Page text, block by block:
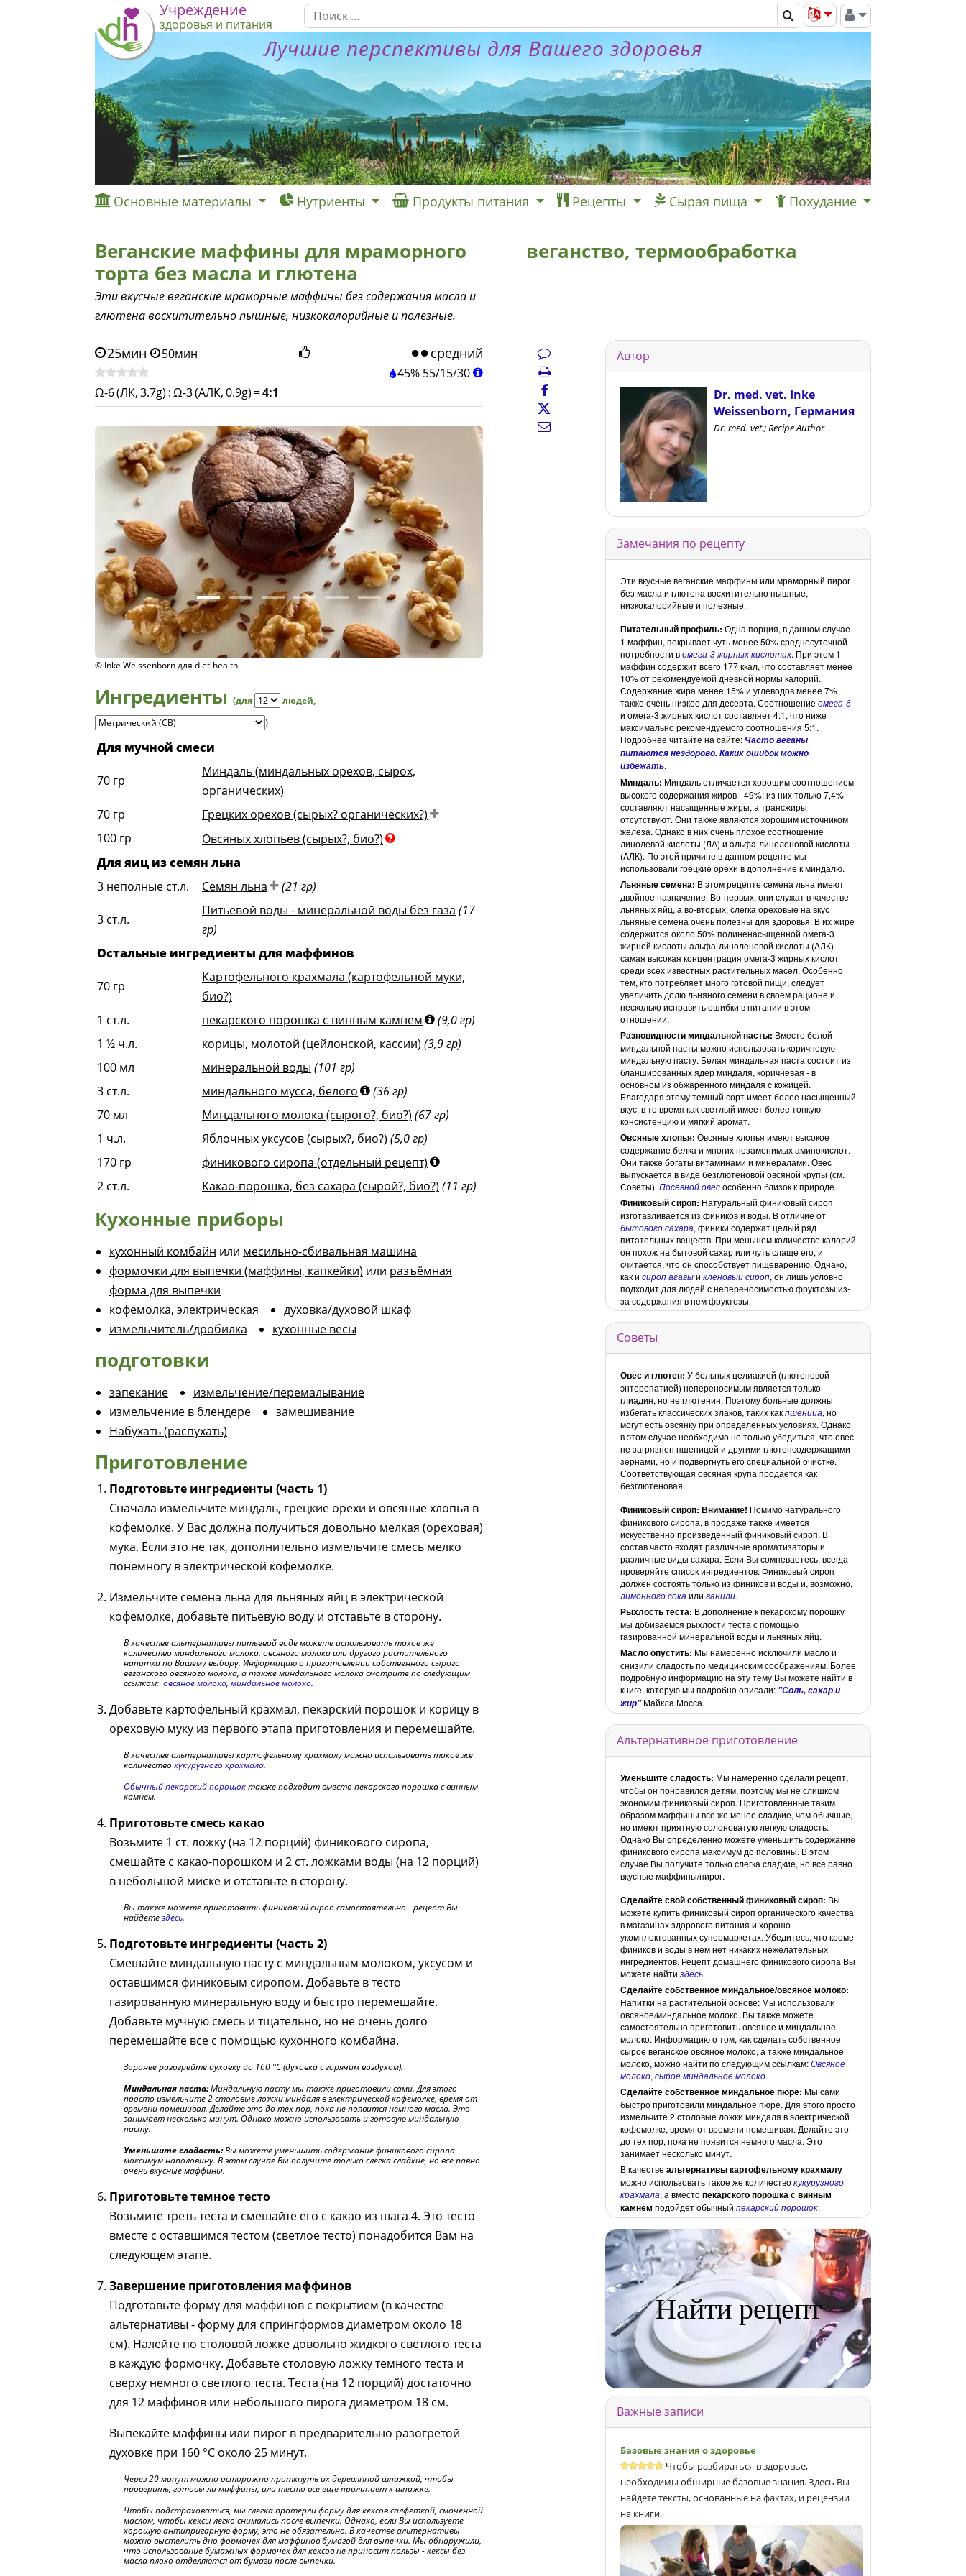
Учреждение
здоровья и питания
Лучшие перспективы для Вашего здоровья
Основные материалы Нутриенты Продукты питания Рецепты Сырая пища Похудание
Веганские маффины для мраморного
торта без масла и глютена
Эти вкусные веганские мраморные маффины без содержания масла и
глютена восхитительно пышные, низкокалорийные и полезные.
веганство, термообработка
25мин 50мин средний
45% 55/15/30
Ω-6 (ЛК, 3.7g) :Ω-3 (АЛК, 0.9g) =4:1
© Inke Weissenborn для diet-health © Inke Weissenborn для diet-health
Ингредиенты (для людей,
)
Для мучной смеси
70 гр
Миндаль (миндальных орехов, сырох,
органических)
70 гр
Грецких орехов (сырых? органических?)
100 гр
Овсяных хлопьев (сырых?, био?)
Для яиц из семян льна
3 неполные ст.л. Семян льна (21 гр)
3 ст.л.
Питьевой воды - минеральной воды без газа (17
гр)
Остальные ингредиенты для маффинов
70 гр
Картофельного крахмала (картофельной муки,
био?)
1 ст.л. пекарского порошка с винным камнем
(9,0 гр)
1 ½ ч.л. корицы, молотой (цейлонской, кассии) (3,9 гр)
100 мл минеральной воды (101 гр)
3 ст.л. миндального мусса, белого
(36 гр)
70 мл Миндального молока (сырого?, био?) (67 гр)
1 ч.л. Яблочных уксусов (сырых?, био?) (5,0 гр)
170 гр
финикового сиропа (отдельный рецепт)
2 ст.л. Какао-порошка, без сахара (сырой?, био?) (11 гр)
Кухонные приборы
кухонный комбайн или месильно-сбивальная машина
формочки для выпечки (маффины, капкейки) или разъёмная
форма для выпечки
кофемолка, электрическая
духовка/духовой шкаф
измельчитель/дробилка
кухонные весы
подготовки
запекание
измельчение/перемалывание
измельчение в блендере
замешивание
Набухать (распухать)
Приготовление
Подготовьте ингредиенты (часть 1)
Сначала измельчите миндаль, грецкие орехи и овсяные хлопья в
кофемолке. У Вас должна получиться довольно мелкая (ореховая)
мука. Если это не так, дополнительно измельчите смесь мелко
понемногу в электрической кофемолке.
Измельчите семена льна для льняных яйц в электрической
кофемолке, добавьте питьевую воду и отставьте в сторону.
В качестве альтернативы питьевой воде можете использовать такое же
количество миндального молока, овсяного молока или другого растительного
напитка по Вашему выбору. Информацию о приготовлении собственного сырого
веганского овсяного молока, а также миндального молока смотрите по следующим
ссылкам: овсяное молоко, миндальное молоко.
Добавьте картофельный крахмал, пекарский порошок и корицу в
ореховую муку из первого этапа приготовления и перемешайте.
В качестве альтернативы картофельному крахмалу можно использовать такое же
количествокукурузного крахмала.
Обычный пекарский порошоктакже подходит вместо пекарского порошка с винным
камнем.
Приготовьте смесь какао
Возьмите 1 ст. ложку (на 12 порций) финикового сиропа,
смешайте с какао-порошком и 2 ст. ложками воды (на 12 порций)
в небольшой миске и отставьте в сторону.
Вы также можете приготовить финиковый сироп самостоятельно - рецепт Вы
найдетездесь.
Подготовьте ингредиенты (часть 2)
Смешайте миндальную пасту с миндальным молоком, уксусом и
оставшимся финиковым сиропом. Добавьте в тесто
газированную минеральную воду и быстро перемешайте.
Добавьте мучную смесь и тщательно, но не очень долго
перемешайте все с помощью кухонного комбайна.
Заранее разогрейте духовку до 160 °C (духовка с горячим воздухом).
Миндальная паста:Миндальную пасту мы также приготовили сами. Для этого
просто измельчите 2 столовые ложки миндаля в электрической кофемолке, время от
времени помешивая. Делайте это до тех пор, пока не появится немного масла. Это
занимает несколько минут. Однако можно использовать и готовую миндальную
пасту.
Уменьшите сладость:Вы можете уменьшить содержание финикового сиропа
максимум наполовину. В этом случае Вы получите только слегка сладкие, но все равно
очень вкусные маффины.
Приготовьте темное тесто
Возьмите треть теста и смешайте его с какао из шага 4. Это тесто
вместе с оставшимся тестом (светлое тесто) понадобится Вам на
следующем этапе.
Завершение приготовления маффинов
Подготовьте форму для маффинов с покрытием (в качестве
альтернативы - форму для спрингформов диаметром около 18
см). Налейте по столовой ложке довольно жидкого светлого теста
в каждую формочку. Добавьте столовую ложку темного теста и
сверху немного светлого теста. Теста (на 12 порций) достаточно
для 12 маффинов или небольшого пирога диаметром 18 см.
Выпекайте маффины или пирог в предварительно разогретой
духовке при 160 °C около 25 минут.
Через 20 минут можно осторожно проткнуть их деревянной шпажкой, чтобы
проверить, готовы ли маффины, или тесто все еще прилипает к шпажке.
Чтобы подстраховаться, мы слегка протерли форму для кексов салфеткой, смоченной
маслом, чтобы кексы легко снимались после выпечки. Однако, если Вы используете
хорошую антипригарную форму, это не обязательно. В качестве альтернативы
можно выстелить дно формочек для маффинов бумагой для выпечки. Мы обнаружили,
что использование бумажных формочек для кексов не приносит пользы - кексы без
масла плохо отделяются от бумаги после выпечки.
Автор
Dr. med. vet. Inke
Weissenborn, Германия
Dr. med. vet.; Recipe Author
Замечания по рецепту
Эти вкусные веганские маффины или мраморный пирог
без масла и глютена восхитительно пышные,
низкокалорийные и полезные.
Питательный профиль: Одна порция, в данном случае
1 маффин, покрывает чуть менее 50% среднесуточной
потребности вомега-3 жирных кислотах. При этом 1
маффин содержит всего 177 ккал, что составляет менее
10% от рекомендуемой дневной нормы калорий.
Содержание жира менее 15% и углеводов менее 7%
также очень низкое для десерта. Соотношение омега-6
и омега-3 жирных кислот составляет 4:1, что ниже
максимально рекомендуемого соотношения 5:1.
Подробнее читайте на сайте: Часто веганы
питаются нездорово. Каких ошибок можно
избежать.
Миндаль: Миндаль отличается хорошим соотношением
высокого содержания жиров - 49%: из них только 7,4%
составляют насыщенные жиры, а трансжиры
отсутствуют. Они также являются хорошим источником
железа. Однако в них очень плохое соотношение
линолевой кислоты (ЛА) и альфа-линоленовой кислоты
(AЛК). По этой причине в данном рецепте мы
использовали грецкие орехи в дополнение к миндалю.
Льняные семена: В этом рецепте семена льна имеют
двойное назначение. Во-первых, они служат в качестве
льняных яйц, а во-вторых, слегка ореховые на вкус
льняные семена очень полезны для здоровья. В их жире
содержится около 50% полиненасыщенной омега-3
жирной кислоты альфа-линоленовой кислоты (AЛК) -
самая высокая концентрация омега-3 жирных кислот
среди всех известных растительных масел. Особенно
тем, кто потребляет много готовой пищи, следует
увеличить долю льняного семени в своем рационе и
несколько исправить ошибки в питании в этом
отношении.
Разновидности миндальной пасты: Вместо белой
миндальной пасты можно использовать коричневую
миндальную пасту. Белая миндальная паста состоит из
бланшированных ядер миндаля, коричневая - в
основном из обжаренного миндаля с кожицей.
Благодаря этому темный сорт имеет более насыщенный
вкус, в то время как светлый имеет более тонкую
консистенцию и мягкий аромат.
Овсяные хлопья: Овсяные хлопья имеют высокое
содержание белка и многих незаменимых аминокислот.
Они также богаты витаминами и минералами. Овес
выпускается в виде безглютеновой овсяной крупы (см.
Советы). Посевной овесособенно близок к природе.
Финиковый сироп: Натуральный финиковый сироп
изготавливается из фиников и воды. В отличие от
бытового сахара, финики содержат целый ряд
питательных веществ. При меньшем количестве калорий
он похож на бытовой сахар или чуть слаще его, и
считается, что он способствует пищеварению. Однако,
как и сироп агавыи кленовый сироп, он лишь условно
подходит для людей с непереносимостью фруктозы из-
за содержания в нем фруктозы.
Советы
Овес и глютен: У больных целиакией (глютеновой
энтеропатией) непереносимым является только
глиадин, но не глютенин. Поэтому больные должны
избегать классических злаков, таких какпшеница, но
могут есть овсянку при определенных условиях. Однако
в этом случае необходимо не только убедиться, что овес
не загрязнен пшеницей и другими глютенсодержащими
зернами, но и подвергнуть его специальной очистке.
Соответствующая овсяная крупа продается как
безглютеновая.
Финиковый сироп: Внимание! Помимо натурального
финикового сиропа, в продаже также имеется
искусственно произведенный финиковый сироп. В
состав часто входят различные ароматизаторы и
различные виды сахара. Если Вы сомневаетесь, всегда
проверяйте список ингредиентов. Финиковый сироп
должен состоять только из фиников и воды и, возможно,
лимонного сока или ванили.
Рыхлость теста: В дополнение к пекарскому порошку
мы добиваемся рыхлости теста с помощью
газированной минеральной воды и льняных яйц.
Масло опустить: Мы намеренно исключили масло и
снизили сладость по медицинским соображениям. Более
подробную информацию на эту тему Вы можете найти в
книге, которую мы подробно описали: "Соль, сахар и
жир"Майкла Мосса.
Альтернативное приготовление
Уменьшите сладость: Мы намеренно сделали рецепт,
чтобы он понравился детям, поэтому мы не слишком
экономим финиковый сироп. Приготовленные таким
образом маффины все же менее сладкие, чем обычные,
но имеют приятную солоноватую легкую сладость.
Однако Вы определенно можете уменьшить содержание
финикового сиропа максимум до половины. В этом
случае Вы получите только слегка сладкие, но все равно
вкусные маффины/пирог.
Сделайте свой собственный финиковый сироп: Вы
можете купить финиковый сироп органического качества
в магазинах здорового питания и хорошо
укомплектованных супермаркетах. Убедитесь, что кроме
фиников и воды в нем нет никаких нежелательных
ингредиентов. Рецепт домашнего финикового сиропа Вы
можете найти здесь.
Сделайте собственное миндальное/овсяное молоко:
Напитки на растительной основе: Мы использовали
овсяное/миндальное молоко. Вы также можете
самостоятельно приготовить овсяное и миндальное
молоко. Информацию о том, как сделать собственное
сырое веганское овсяное молоко, а также миндальное
молоко, можно найти по следующим ссылкам:Овсяное
молоко, сырое миндальное молоко.
Сделайте собственное миндальное пюре: Мы сами
быстро приготовили миндальное пюре. Для этого просто
измельчите 2 столовые ложки миндаля в электрической
кофемолке, время от времени помешивая. Делайте это
до тех пор, пока не появится немного масла. Это
занимает несколько минут.
В качестве альтернативы картофельному крахмалу
можно использовать такое же количествокукурузного
крахмала, а вместопекарского порошка с винным
камнем подойдет обычный пекарский порошок.
Найти рецепт
Важные записи
Базовые знания о здоровье
Чтобы разбираться в здоровье,
необходимы обширные базовые знания. Здесь Вы
найдете тексты, основанные на фактах, и рецензии
на книги.